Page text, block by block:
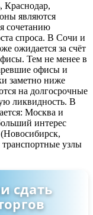
Краснодар,
являются
сочетанию
спроса. В Сочи и
ожидается за счёт
Тем не менее в
офисы и
заметно ниже
на долгосрочные
ликвидность. В
Москва и
интерес
узлы
сдать